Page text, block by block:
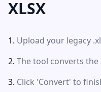
XLSX
Upload your legacy
The tool converts
Click 'Convert' to